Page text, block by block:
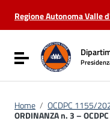
Vai al menu di
Vai al footer
Regione Autonoma Valle
Attiva / disattiva la
Home / OCDPC 1155/
ORDINANZA n. 3 –